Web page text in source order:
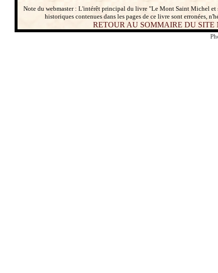
Note du webmaster : L'intérêt principal du livre "Le Mont Saint Michel et
historiques contenues dans les pages de ce livre sont erronées,
RETOUR AU SOMMAIRE DU